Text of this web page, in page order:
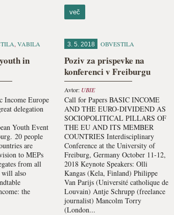
več
, VABILA
in
Income Europe
delegation
Youth Event
20 people
are
to MEPs
from all
will also
the
3. 5. 2018 OBVESTILA
Poziv za prispevke na
konferenci v Freiburgu
Avtor: UBIE
Call for Papers BASIC INCOME
AND THE EURO-DIVIDEND AS
SOCIOPOLITICAL PILLARS OF
THE EU AND ITS MEMBER
COUNTRIES Interdisciplinary
Conference at the University of
Freiburg, Germany October 11-12,
2018 Keynote Speakers: Olli
Kangas (Kela, Finland) Philippe
Van Parijs (Université catholique de
Louvain) Antje Schrupp (freelance
journalist) Mancolm Torry
(London...